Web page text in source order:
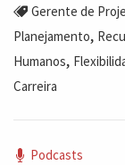
Gerente de
Planejamento,
Humanos,
Carreira
Podcasts